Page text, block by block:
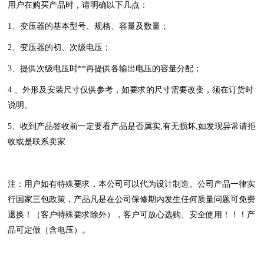
用户在购买产品时，请明确以下几点：
1、变压器的基本型号、规格、容量及数量；
2、变压器的初、次级电压；
3、提供次级电压时**再提供各输出电压的容量分配；
4 、外形及安装尺寸仅供参考，如要求的尺寸需要改变，须在订货时
说明。
5、收到产品签收前一定要看产品是否属实,有无损坏,如发现异常请拒
收或是联系卖家
注：用户如有特殊要求，本公司可以代为设计制造。公司产品一律实
行国家三包政策，产品凡是在公司保修期内发生任何质量问题可免费
退换！（客户特殊要求除外），客户可放心选购、安全使用！！！产
品可定做（含电压）。